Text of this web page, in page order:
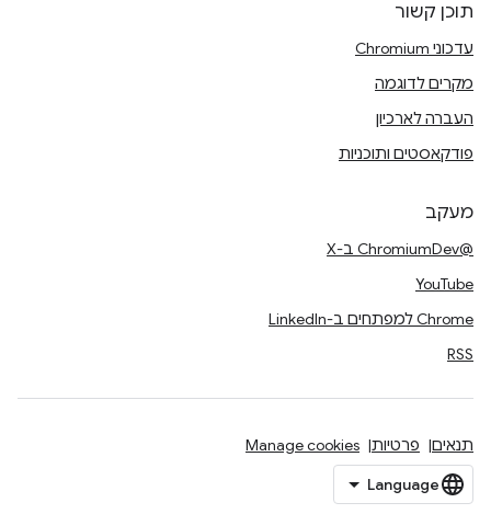
תוכן קשור
עדכוני Chromium
מקרים לדוגמה
העברה לארכיון
פודקאסטים ותוכניות
מעקב
@ChromiumDev ב-X
YouTube
Chrome למפתחים ב-LinkedIn
RSS
תנאים פרטיות Manage cookies